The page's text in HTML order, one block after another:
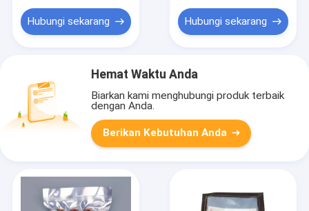
tinggi, kantong
plastik PE, 100pcs
Hubungi sekarang
tinggi, kantong
plastik PE, 100pcs
Hubungi sekarang
Hemat Waktu Anda
Biarkan kami menghubungi produk terbaik
dengan Anda.
Berikan Kebutuhan Anda